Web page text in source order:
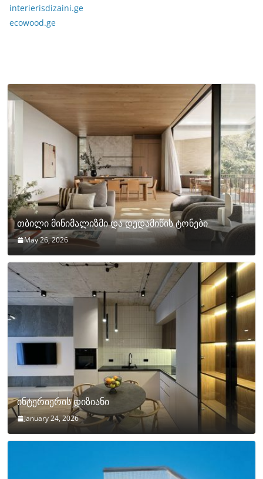
interierisdizaini.ge
ecowood.ge
თბილი მინიმალიზმი და დედამიწის ტონები
May 26, 2026
ინტერიერის დიზიანი
January 24, 2026